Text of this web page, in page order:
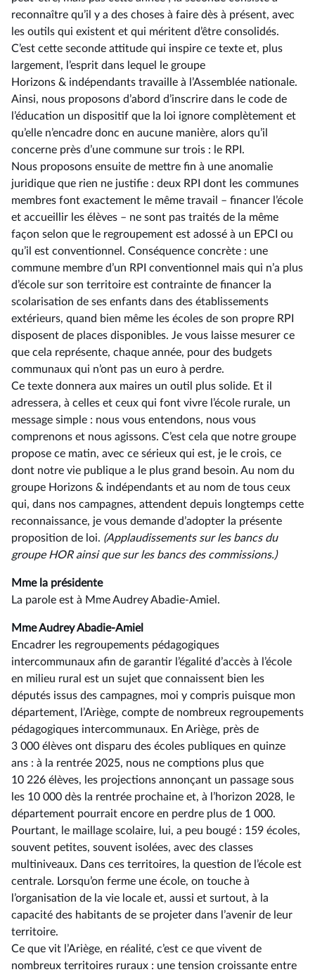
reconnaître qu’il y a des choses à faire dès à présent, avec
les outils qui existent et qui méritent d’être consolidés.
C’est cette seconde attitude qui inspire ce texte et, plus
largement, l’esprit dans lequel le groupe
Horizons & indépendants travaille à l’Assemblée nationale.
Ainsi, nous proposons d’abord d’inscrire dans le code de
l’éducation un dispositif que la loi ignore complètement et
qu’elle n’encadre donc en aucune manière, alors qu’il
concerne près d’une commune sur trois : le RPI.
Nous proposons ensuite de mettre fin à une anomalie
juridique que rien ne justifie : deux RPI dont les communes
membres font exactement le même travail –⁠ financer l’école
et accueillir les élèves – ne sont pas traités de la même
façon selon que le regroupement est adossé à un EPCI ou
qu’il est conventionnel. Conséquence concrète : une
commune membre d’un RPI conventionnel mais qui n’a plus
d’école sur son territoire est contrainte de financer la
scolarisation de ses enfants dans des établissements
extérieurs, quand bien même les écoles de son propre RPI
disposent de places disponibles. Je vous laisse mesurer ce
que cela représente, chaque année, pour des budgets
communaux qui n’ont pas un euro à perdre.
Ce texte donnera aux maires un outil plus solide. Et il
adressera, à celles et ceux qui font vivre l’école rurale, un
message simple : nous vous entendons, nous vous
comprenons et nous agissons. C’est cela que notre groupe
propose ce matin, avec ce sérieux qui est, je le crois, ce
dont notre vie publique a le plus grand besoin. Au nom du
groupe Horizons & indépendants et au nom de tous ceux
qui, dans nos campagnes, attendent depuis longtemps cette
reconnaissance, je vous demande d’adopter la présente
proposition de loi. (Applaudissements sur les bancs du
groupe HORainsiquesurlesbancsdes commissions.)
Mme la présidente
La parole est à Mme Audrey Abadie-Amiel.
Mme Audrey Abadie-Amiel
Encadrer les regroupements pédagogiques
intercommunaux afin de garantir l’égalité d’accès à l’école
en milieu rural est un sujet que connaissent bien les
députés issus des campagnes, moi y compris puisque mon
département, l’Ariège, compte de nombreux regroupements
pédagogiques intercommunaux. En Ariège, près de
3 000 élèves ont disparu des écoles publiques en quinze
ans : à la rentrée 2025, nous ne comptions plus que
10 226 élèves, les projections annonçant un passage sous
les 10 000 dès la rentrée prochaine et, à l’horizon 2028, le
département pourrait encore en perdre plus de 1 000.
Pourtant, le maillage scolaire, lui, a peu bougé : 159 écoles,
souvent petites, souvent isolées, avec des classes
multiniveaux. Dans ces territoires, la question de l’école est
centrale. Lorsqu’on ferme une école, on touche à
l’organisation de la vie locale et, aussi et surtout, à la
capacité des habitants de se projeter dans l’avenir de leur
territoire.
Ce que vit l’Ariège, en réalité, c’est ce que vivent de
nombreux territoires ruraux : une tension croissante entre